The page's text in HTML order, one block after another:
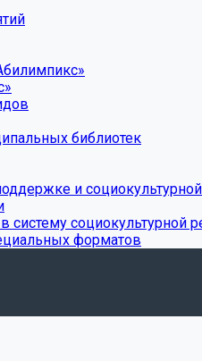
библиотек
и
систему социокультурной
форматов